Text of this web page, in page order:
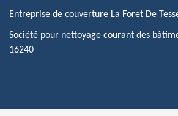
Entreprise de couverture La Foret De
Société pour nettoyage courant des
16240